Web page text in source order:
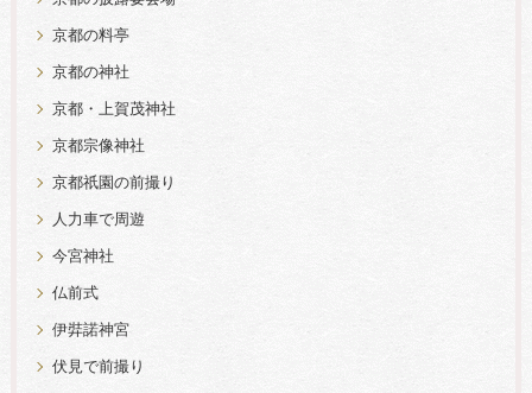
京都の料亭
京都の神社
京都・上賀茂神社
京都宗像神社
京都祇園の前撮り
人力車で周遊
今宮神社
仏前式
伊弉諾神宮
伏見で前撮り